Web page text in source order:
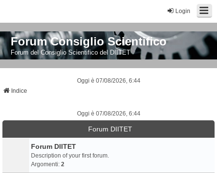
Login
Forum Consiglio Scientifico
Forum del Consiglio Scientifico del DIITET
Oggi è 07/08/2026, 6:44
Indice
Oggi è 07/08/2026, 6:44
Forum DIITET
Forum DIITET
Description of your first forum.
Argomenti: 2